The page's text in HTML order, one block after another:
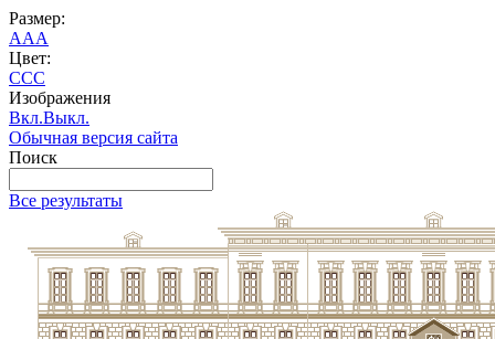
Размер:
AAA
Цвет:
CCC
Изображения
Вкл.Выкл.
Обычная версия сайта
Поиск
Все результаты